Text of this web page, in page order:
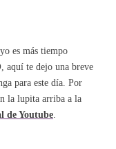
es más tiempo
, aquí te dejo una breve
para este día. Por
la lupita arriba a la
de Youtube.